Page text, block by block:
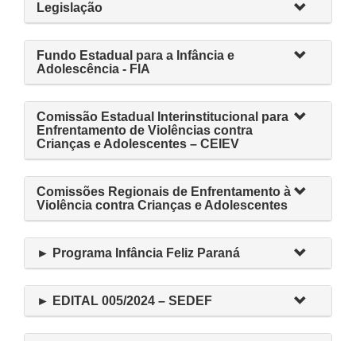
Legislação
Fundo Estadual para a Infância e
Adolescência - FIA
Comissão Estadual Interinstitucional para
Enfrentamento de Violências contra
Crianças e Adolescentes – CEIEV
Comissões Regionais de Enfrentamento à
Violência contra Crianças e Adolescentes
► Programa Infância Feliz Paraná
► EDITAL 005/2024 – SEDEF